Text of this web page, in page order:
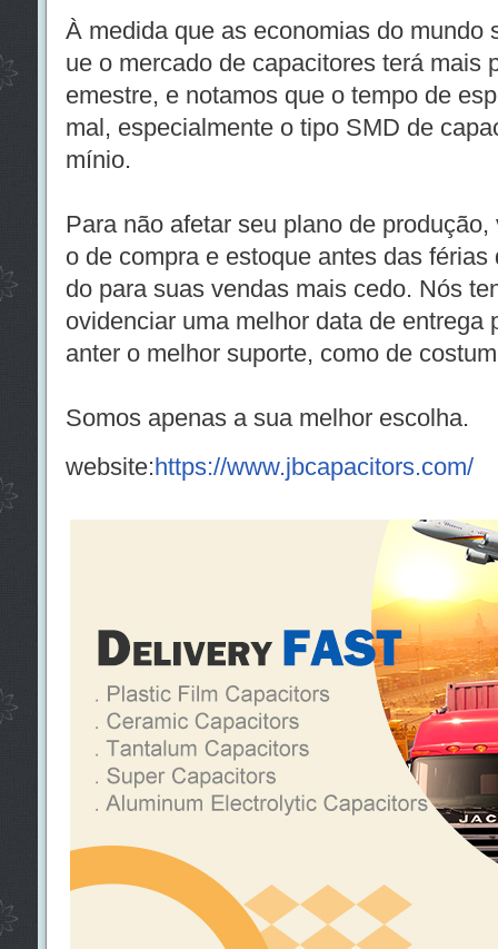
À medida que as economias do mundo
ue o mercado de capacitores terá mais
emestre, e notamos que o tempo de
mal, especialmente o tipo SMD de
mínio.
Para não afetar seu plano de
o de compra e estoque antes das
do para suas vendas mais cedo. Nós
ovidenciar uma melhor data de entrega
anter o melhor suporte, como de
Somos apenas a sua melhor escolha.
website:https://www.jbcapacitors.com/